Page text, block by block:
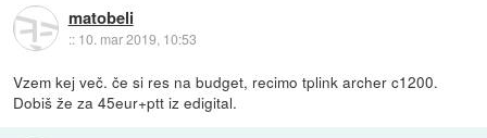
matobeli
:: 10. mar 2019, 10:53
Vzem kej več. če si res na budget, recimo tplink archer c1200.
Dobiš že za 45eur+ptt iz edigital.